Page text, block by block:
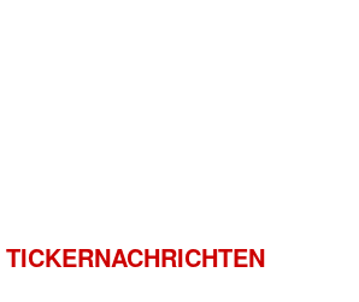
TICKERNACHRICHTEN